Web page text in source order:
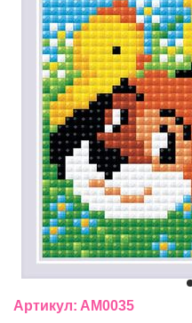
Артикул: АМ0035